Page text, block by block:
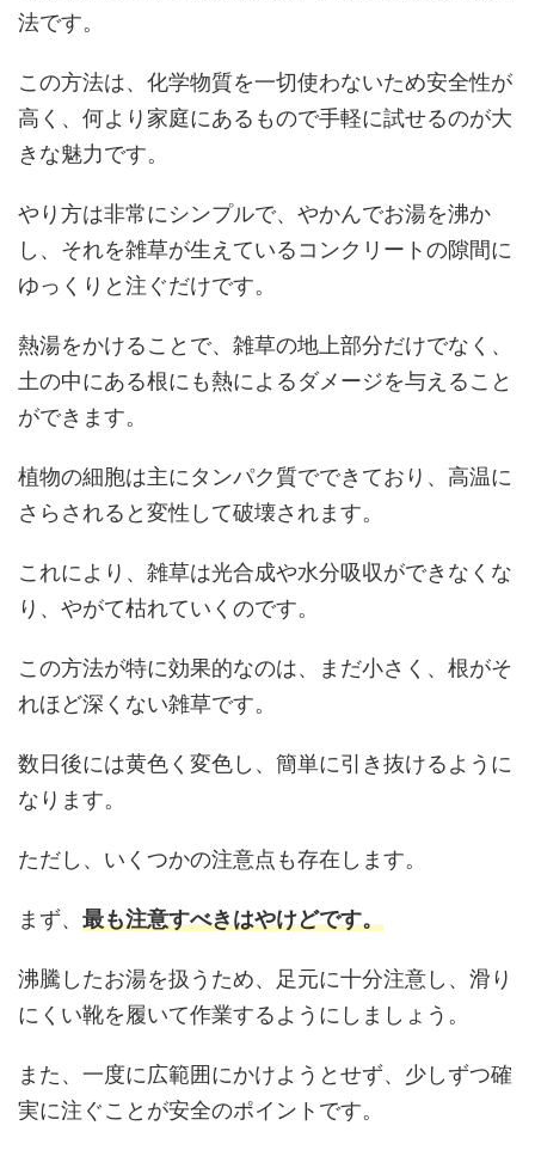
法です。
この方法は、化学物質を一切使わないため安全性が
高く、何より家庭にあるもので手軽に試せるのが大
きな魅力です。
やり方は非常にシンプルで、やかんでお湯を沸か
し、それを雑草が生えているコンクリートの隙間に
ゆっくりと注ぐだけです。
熱湯をかけることで、雑草の地上部分だけでなく、
土の中にある根にも熱によるダメージを与えること
ができます。
植物の細胞は主にタンパク質でできており、高温に
さらされると変性して破壊されます。
これにより、雑草は光合成や水分吸収ができなくな
り、やがて枯れていくのです。
この方法が特に効果的なのは、まだ小さく、根がそ
れほど深くない雑草です。
数日後には黄色く変色し、簡単に引き抜けるように
なります。
ただし、いくつかの注意点も存在します。
まず、 最も注意すべきはやけどです。
沸騰したお湯を扱うため、足元に十分注意し、滑り
にくい靴を履いて作業するようにしましょう。
また、一度に広範囲にかけようとせず、少しずつ確
実に注ぐことが安全のポイントです。